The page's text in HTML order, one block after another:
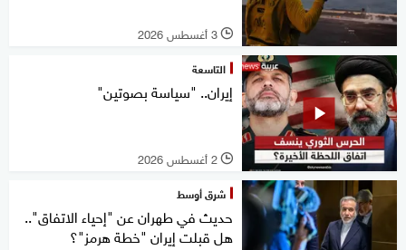
l 3 أغسطس 2026
التاسعة
إيران.. "سياسة بصوتين"
l 2 أغسطس 2026
شرق أوسط
حديث في طهران عن "إحياء الاتفاق"..
هل قبلت إيران "خطة هرمز"؟